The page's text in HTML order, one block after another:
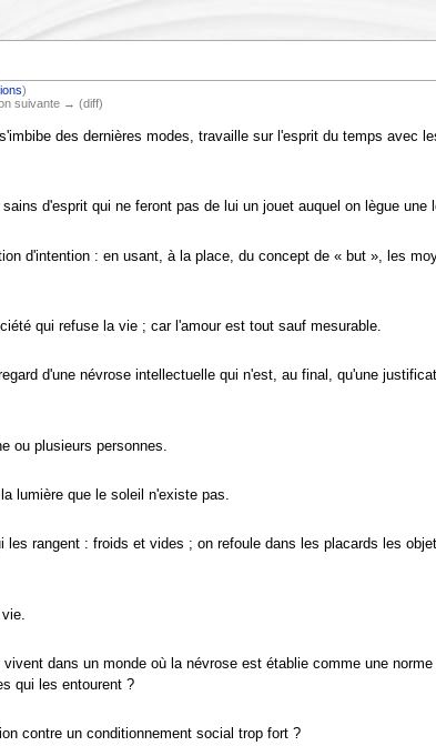
)
suivante → (diff)
des dernières modes, travaille sur l'esprit du temps avec
d'esprit qui ne feront pas de lui un jouet auquel on lègue une
d'intention : en usant, à la place, du concept de « but », les
qui refuse la vie ; car l'amour est tout sauf mesurable.
d'une névrose intellectuelle qui n'est, au final, qu'une
ou plusieurs personnes.
lumière que le soleil n'existe pas.
les rangent : froids et vides ; on refoule dans les placards les
dans un monde où la névrose est établie comme une
qui les entourent ?
contre un conditionnement social trop fort ?